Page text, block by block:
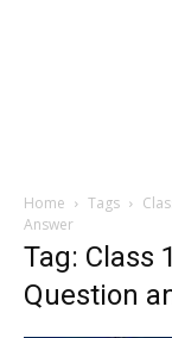
Home Tags
Answer
Tag: Class
Question